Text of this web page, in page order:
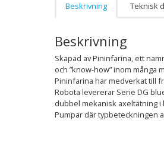
Beskrivning Teknisk
Beskrivning
Skapad av Pininfarina, ett
och ”know-how” inom många
Pininfarina har medverkat till
Robota levererar Serie DG
dubbel mekanisk axeltätning i
Pumpar där typbeteckningen